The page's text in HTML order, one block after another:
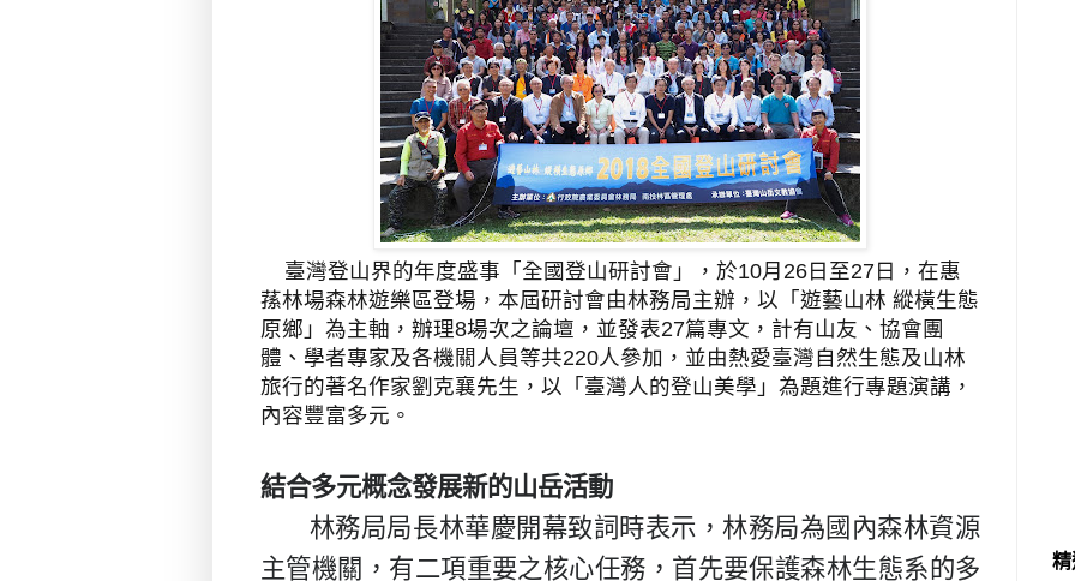
臺灣登山界的年度盛事「全國登山研討會」，於10月 26日至27日，在惠
蓀林場森林遊樂區登場，本屆研討會由林務局主辦，以「遊藝山林 縱橫生態
原鄉」為主軸，辦理8場次之論壇，並發表27篇專文，計有山友、協會團
體、學者專家及各機關人員等共220人參加，並由熱愛臺灣自然生態及山林
旅行的著名作家劉克襄先生，以「臺灣人的登山美學」為題進行專題演講，
內容豐富多元。
結合多元概念發展新的山岳活動
林務局局長林華慶開幕致詞時表示，林務局為國內森林資源
主管機關，有二項重要之核心任務，首先要保護森林生態系的多
精